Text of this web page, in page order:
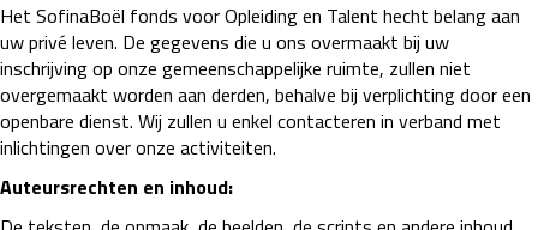
Het SofinaBoël fonds voor Opleiding en Talent hecht belang aan
uw privé leven. De gegevens die u ons overmaakt bij uw
inschrijving op onze gemeenschappelijke ruimte, zullen niet
overgemaakt worden aan derden, behalve bij verplichting door een
openbare dienst. Wij zullen u enkel contacteren in verband met
inlichtingen over onze activiteiten.
Auteursrechten en inhoud: